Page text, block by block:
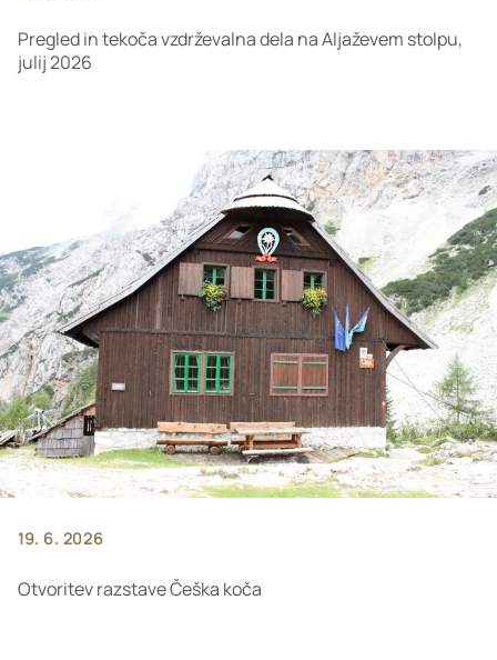
Pregled in tekoča vzdrževalna dela na Aljaževem stolpu,
julij 2026
19. 6. 2026
Otvoritev razstave Češka koča